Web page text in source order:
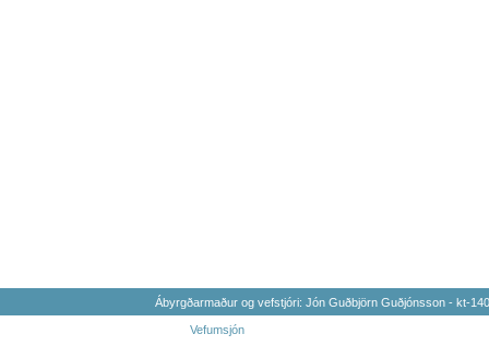
Ábyrgðarmaður og vefstjóri: Jón Guðbjörn Guðjónsson - kt-
Vefumsjón